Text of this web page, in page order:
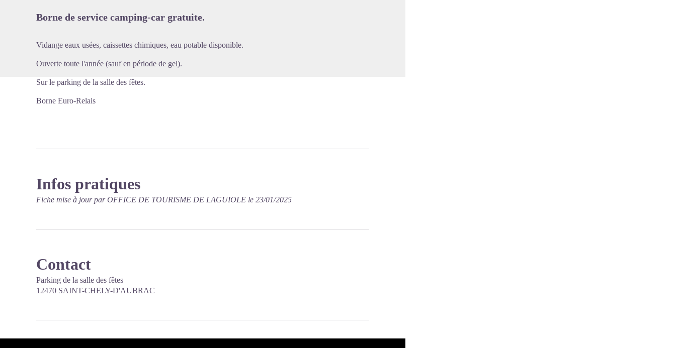
Borne de service camping-car gratuite.
Vidange eaux usées, caissettes chimiques, eau potable disponible.
Ouverte toute l'année (sauf en période de gel).
Sur le parking de la salle des fêtes.
Borne Euro-Relais
Infos pratiques
Fiche mise à jour par OFFICE DE TOURISME DE LAGUIOLE le 23/01/2025
Contact
Parking de la salle des fêtes
12470 SAINT-CHELY-D'AUBRAC